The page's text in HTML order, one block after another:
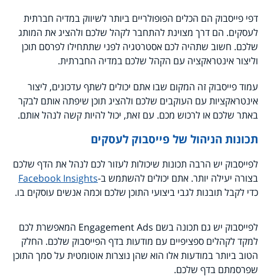
דפי פייסבוק הם הכלים הפופולריים ביותר לשיווק במדיה חברתית
לעסקים. הם דרך מצוינת להתחבר לקהל שלכם ולהציג את המותג
שלכם. חשוב שתהיה לכם אסטרטגיה לפני שתתחילו לפרסם תוכן
וליצור אינטראקציה עם הקהל שלכם במדיה החברתית.
עמוד פייסבוק זה המקום שבו אתם יכולים לשתף עדכונים, ליצור
אינטראקציות עם העוקבים שלכם ולהציג תוכן שיפתה אותם לבקר
באתר שלכם או לרכוש מכם. עם זאת, יכול להיות קשה לנהל אותם.
תכונות הניהול של פייסבוק לעסקים
לפייסבוק יש הרבה תכונות שיכולות לעזור לכם לנהל את הדף שלכם
בצורה יעילה יותר. אתם יכולים להשתמש ב-Facebook Insights
כדי לקבל תובנות לגבי ביצועי התוכן שלכם וכמה אנשים עוסקים בו.
לפייסבוק יש גם תכונה בשם Engagement Ads המאפשרת לכם
למקד לקהלים ספציפיים עם מודעות בדף הפייסבוק שלכם. החלק
הטוב ביותר במודעות אלו הוא שהן נוצרות אוטומטית על סמך התוכן
שפרסמתם בדף שלכם.